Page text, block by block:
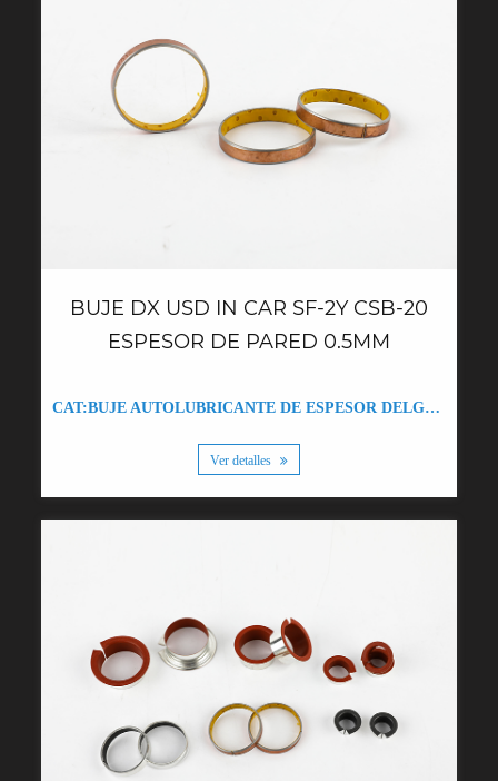
BUJE DX USD IN CAR SF-2Y CSB-20
ESPESOR DE PARED 0.5MM
CAT:BUJE AUTOLUBRICANTE DE ESPESOR DELGADO WZB-0.5 DU
Ver detalles